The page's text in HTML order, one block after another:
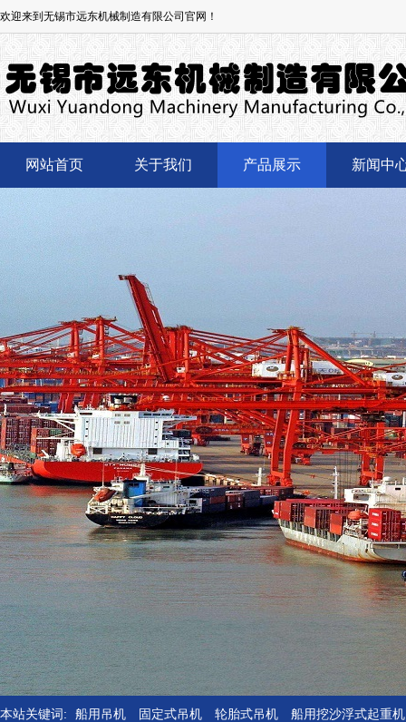
欢迎来到无锡市远东机械制造有限公司官网！
网站首页 关于我们 产品展示 新闻中
本站关键词: 船用吊机 固定式吊机 轮胎式吊机 船用挖沙浮式起重机